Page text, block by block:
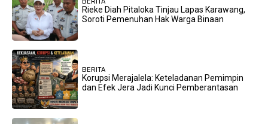
BERITA
Rieke Diah Pitaloka Tinjau Lapas Karawang,
Soroti Pemenuhan Hak Warga Binaan
BERITA
Korupsi Merajalela: Keteladanan Pemimpin
dan Efek Jera Jadi Kunci Pemberantasan